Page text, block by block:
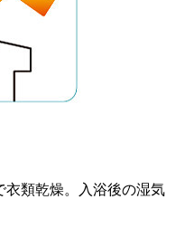
類乾燥。入浴後の湿気